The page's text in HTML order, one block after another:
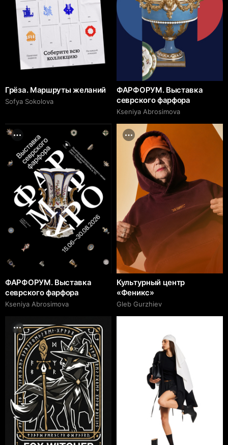
Грёза. Маршруты желаний
Sofya Sokolova
ФАРФОРУМ. Выставка
севрского фарфора
Kseniya Abrosimova
ФАРФОРУМ. Выставка
севрского фарфора
Kseniya Abrosimova
Культурный центр
«Феникс»
Gleb Gurzhiev